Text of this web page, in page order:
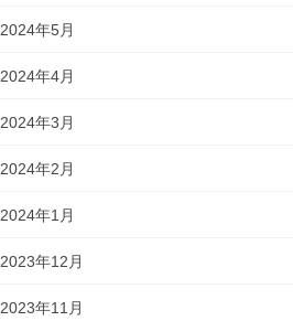
2024年5月
2024年4月
2024年3月
2024年2月
2024年1月
2023年12月
2023年11月